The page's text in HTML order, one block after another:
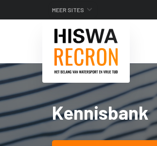
MEER SITES
Kennisbank